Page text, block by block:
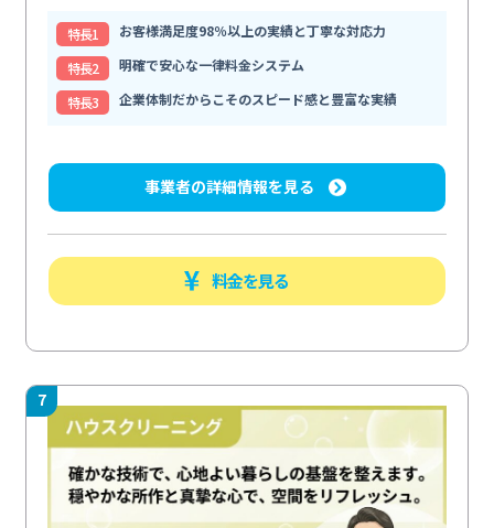
特⻑1
お客様満足度98％以上の実績と丁寧な対応力
特⻑2
明確で安心な一律料金システム
特⻑3
企業体制だからこそのスピード感と豊富な実績
事業者の詳細情報を見る
料金を見る
7